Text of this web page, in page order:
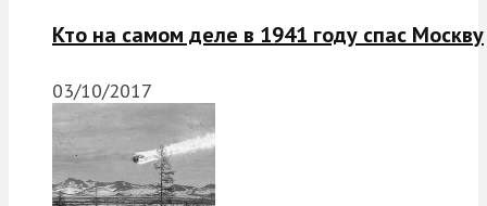
Кто на самом деле в 1941 году спас Москву
03/10/2017